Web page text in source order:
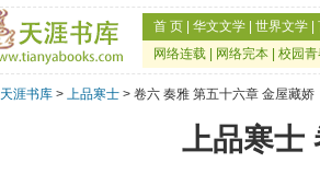
首 页 华文文学 世界文学
网络连载
网络完本 校园
天涯书库 > 上品寒士 > 卷六 奏雅 第五十六章 金屋藏娇
上品寒士